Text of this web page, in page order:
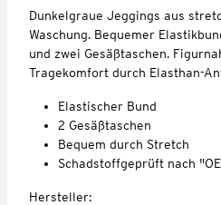
Dunkelgraue Jeggings aus
Waschung. Bequemer
und zwei Gesäßtaschen.
Tragekomfort durch Elasthan-
Elastischer Bund
2 Gesäßtaschen
Bequem durch Stretch
Schadstoffgeprüft nach
Hersteller: